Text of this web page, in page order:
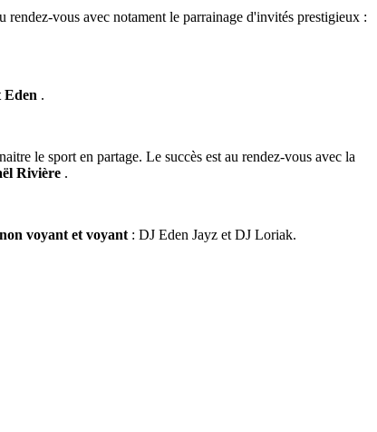
vous avec notament le parrainage d'invités prestigieux :
Eden .
le sport en partage. Le succès est au rendez-vous avec la
Rivière .
voyant et voyant : DJ Eden Jayz et DJ Loriak.